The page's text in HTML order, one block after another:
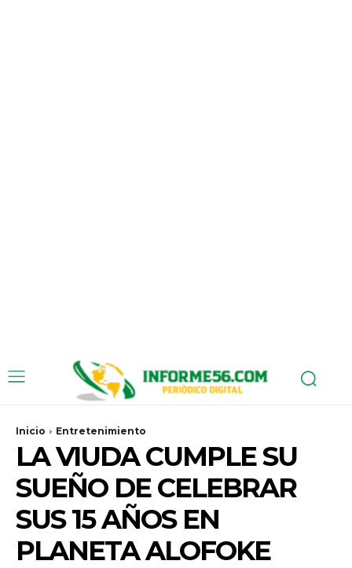
Inicio Entretenimiento
LA VIUDA CUMPLE SU
SUEÑO DE CELEBRAR
SUS 15 AÑOS EN
PLANETA ALOFOKE